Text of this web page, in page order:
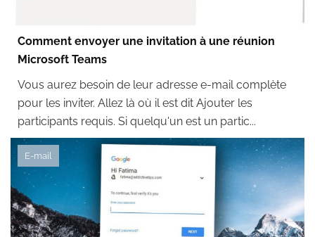
Comment envoyer une invitation à une réunion
Microsoft Teams
Vous aurez besoin de leur adresse e-mail complète
pour les inviter. Allez là où il est dit Ajouter les
participants requis. Si quelqu'un est un partic...
E-mail